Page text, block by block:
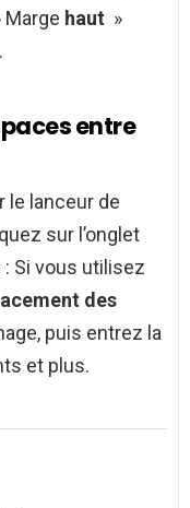
haut »
entre
le lanceur de
sur l’onglet
Si vous utilisez
des
puis entrez la
et plus.